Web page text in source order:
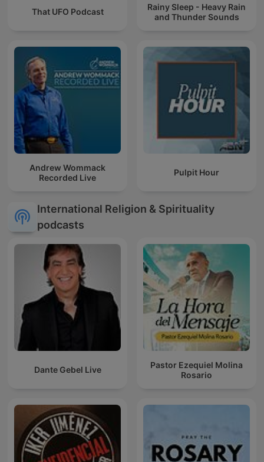
That UFO Podcast
Rainy Sleep - Heavy Rain
and Thunder Sounds
Andrew Wommack
Recorded Live
Pulpit Hour
International Religion & Spirituality
podcasts
Dante Gebel Live
Pastor Ezequiel Molina
Rosario